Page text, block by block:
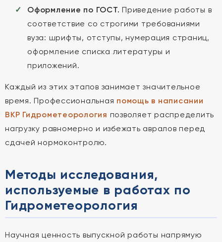
Оформление по ГОСТ. Приведение работы в
соответствие со строгими требованиями
вуза: шрифты, отступы, нумерация страниц,
оформление списка литературы и
приложений.
Каждый из этих этапов занимает значительное
время. Профессиональная помощь в написании
ВКР Гидрометеорология позволяет распределить
нагрузку равномерно и избежать авралов перед
сдачей нормоконтролю.
Методы исследования,
используемые в работах по
Гидрометеорология
Научная ценность выпускной работы напрямую